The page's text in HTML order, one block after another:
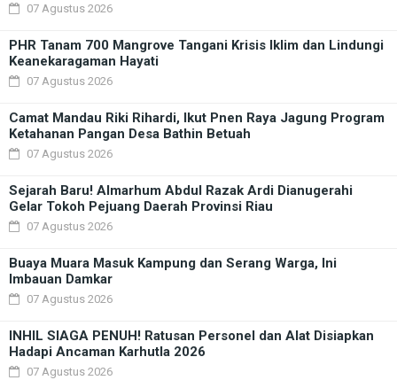
07 Agustus 2026
PHR Tanam 700 Mangrove Tangani Krisis Iklim dan Lindungi
Keanekaragaman Hayati
07 Agustus 2026
Camat Mandau Riki Rihardi, Ikut Pnen Raya Jagung Program
Ketahanan Pangan Desa Bathin Betuah
07 Agustus 2026
Sejarah Baru! Almarhum Abdul Razak Ardi Dianugerahi
Gelar Tokoh Pejuang Daerah Provinsi Riau
07 Agustus 2026
Buaya Muara Masuk Kampung dan Serang Warga, Ini
Imbauan Damkar
07 Agustus 2026
INHIL SIAGA PENUH! Ratusan Personel dan Alat Disiapkan
Hadapi Ancaman Karhutla 2026
07 Agustus 2026